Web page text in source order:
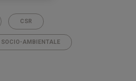
CSR
SOCIO-AMBIENTALE